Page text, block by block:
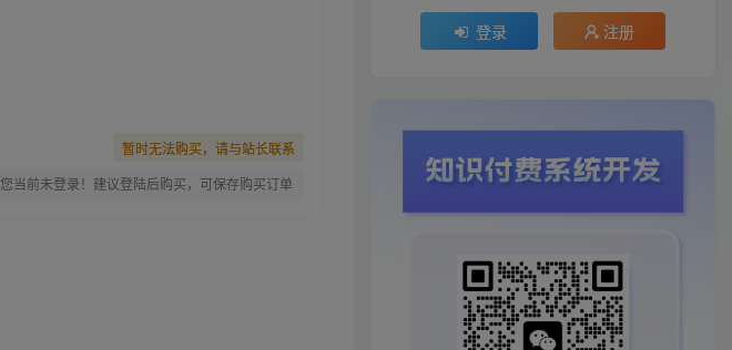
暂时无法购买，请与站长联系
您当前未登录！建议登陆后购买，可保存购买订单
登录 注册